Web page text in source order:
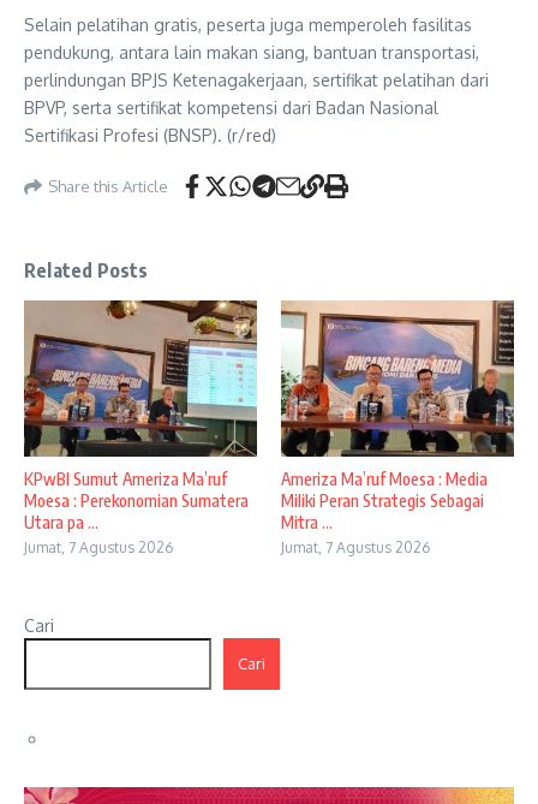
Selain pelatihan gratis, peserta juga memperoleh fasilitas
pendukung, antara lain makan siang, bantuan transportasi,
perlindungan BPJS Ketenagakerjaan, sertifikat pelatihan dari
BPVP, serta sertifikat kompetensi dari Badan Nasional
Sertifikasi Profesi (BNSP). (r/red)
Share this Article
Related Posts
KPwBI Sumut Ameriza Ma’ruf
Moesa : Perekonomian Sumatera
Utara pa ...
Jumat, 7 Agustus 2026
Ameriza Ma’ruf Moesa : Media
Miliki Peran Strategis Sebagai
Mitra ...
Jumat, 7 Agustus 2026
Cari
Cari